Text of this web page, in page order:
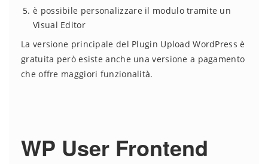
è possibile personalizzare il modulo tramite un
Visual Editor
La versione principale del Plugin Upload WordPress è
gratuita però esiste anche una versione a pagamento
che offre maggiori funzionalità.
WP User Frontend